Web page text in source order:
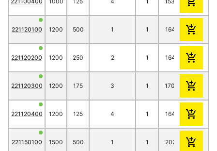
221120100 1200 500 1 1 164.20 145.70
221120200 1200 250 2 1 164.20 145.70
221120300 1200 175 3 1 170.40 152.10
221120400 1200 125 4 1 164.20 145.70
221150100 1500 500 1 1 202.10 176.10